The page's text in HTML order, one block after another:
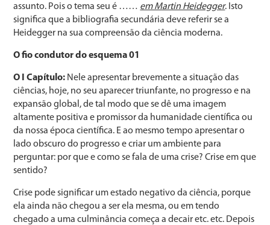
assunto. Pois o tema seu é …… em Martin Heidegger. Isto
significa que a bibliografia secundária deve referir se a
Heidegger na sua compreensão da ciência moderna.
O fio condutor do esquema 01
O I Capítulo: Nele apresentar brevemente a situação das
ciências, hoje, no seu aparecer triunfante, no progresso e na
expansão global, de tal modo que se dê uma imagem
altamente positiva e promissor da humanidade científica ou
da nossa época científica. E ao mesmo tempo apresentar o
lado obscuro do progresso e criar um ambiente para
perguntar: por que e como se fala de uma crise? Crise em que
sentido?
Crise pode significar um estado negativo da ciência, porque
ela ainda não chegou a ser ela mesma, ou em tendo
chegado a uma culminância começa a decair etc. etc. Depois